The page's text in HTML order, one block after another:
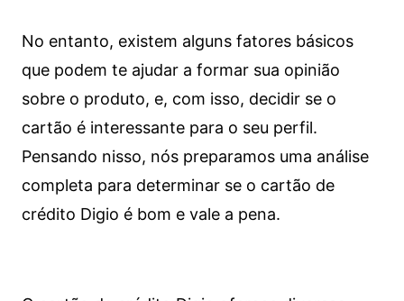
No entanto, existem alguns fatores básicos
que podem te ajudar a formar sua opinião
sobre o produto, e, com isso, decidir se o
cartão é interessante para o seu perfil.
Pensando nisso, nós preparamos uma análise
completa para determinar se o cartão de
crédito Digio é bom e vale a pena.